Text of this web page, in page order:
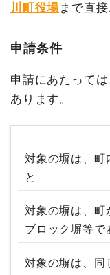
川町役場まで直
申請条件
申請にあたって
あります。
対象の塀は、町
と
対象の塀は、町
ブロック塀等で
対象の塀は、同